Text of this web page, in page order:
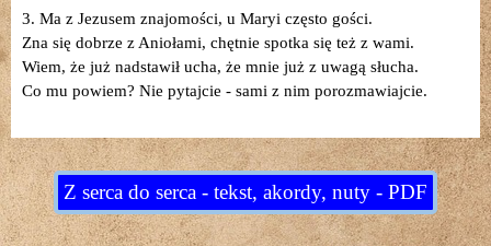
3. Ma z Jezusem znajomości, u Maryi często gości.
Zna się dobrze z Aniołami, chętnie spotka się też z wami.
Wiem, że już nadstawił ucha, że mnie już z uwagą słucha.
Co mu powiem? Nie pytajcie - sami z nim porozmawiajcie.
Z serca do serca - tekst, akordy, nuty - PDF